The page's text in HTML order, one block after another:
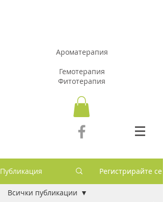
Ароматерапия
Гемотерапия
Фитотерапия
Публикация Регистрирайте се
Всички публикации